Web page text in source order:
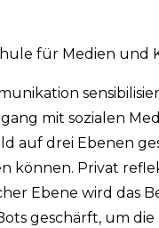
für Medien und
mit sozialen
auf drei Ebenen
können. Privat
Ebene wird das
geschärft, um